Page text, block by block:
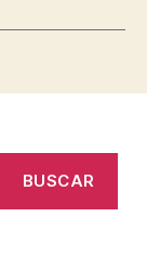
BUSCAR